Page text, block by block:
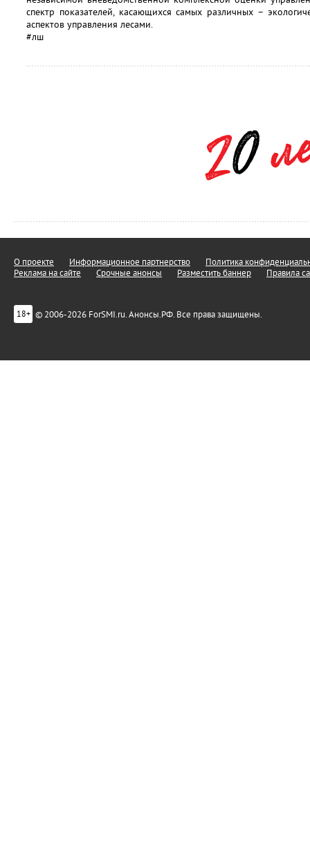
спектр показателей, касающихся самых различных –
аспектов управления лесами.
#лш
О проекте Информационное партнерство
Политика
Реклама на сайте
Срочные анонсы Разместить баннер Правила
18+ © 2006-2026 ForSMI.ru. Анонсы.РФ. Все права защищены.